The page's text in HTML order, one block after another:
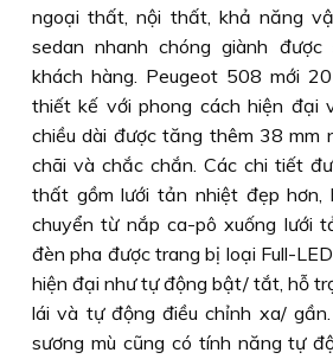
ngoại thất, nội thất, khả năng
sedan nhanh chóng giành
khách hàng. Peugeot 508 mới
thiết kế với phong cách hiện đại
chiều dài được tăng thêm 38 mm
chãi và chắc chắn. Các chi tiết
thất gồm lưới tản nhiệt đẹp hơn,
chuyển từ nắp ca-pô xuống lưới
đèn pha được trang bị loại Full-
hiện đại như tự động bật/ tắt, hỗ
lái và tự động điều chỉnh xa/
sương mù cũng có tính năng tự